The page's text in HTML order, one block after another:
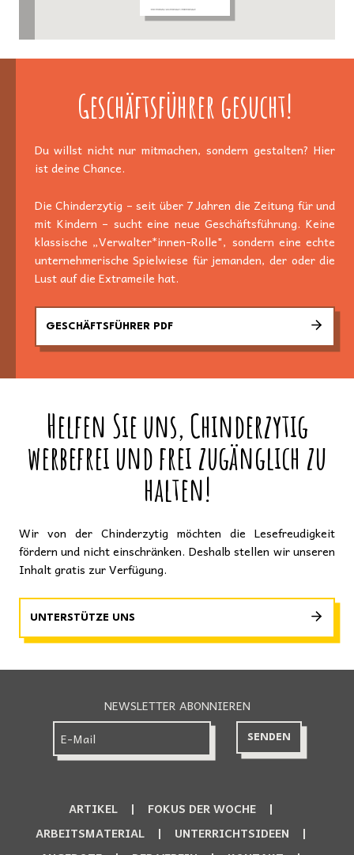
Geschäftsführer gesucht!
Du willst nicht nur mitmachen, sondern gestalten? Hier
ist deine Chance.
Die Chinderzytig – seit über 7 Jahren die Zeitung für und
mit Kindern – sucht eine neue Geschäftsführung. Keine
klassische „Verwalter*innen-Rolle", sondern eine echte
unternehmerische Spielwiese für jemanden, der oder die
Lust auf die Extrameile hat.
GESCHÄFTSFÜHRER PDF
Helfen Sie uns, Chinderzytig
werbefrei und frei zugänglich zu
halten!
Wir von der Chinderzytig möchten die Lesefreudigkeit
fördern und nicht einschränken. Deshalb stellen wir unseren
Inhalt gratis zur Verfügung.
UNTERSTÜTZE UNS
NEWSLETTER ABONNIEREN
ARTIKEL
FOKUS DER WOCHE
ARBEITSMATERIAL
UNTERRICHTSIDEEN